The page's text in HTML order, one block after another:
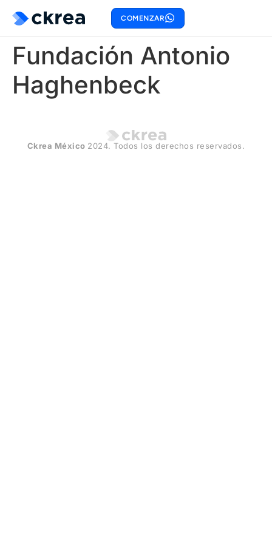
COMENZAR
Fundación Antonio
Haghenbeck
Ckrea México 2024. Todos los derechos reservados.